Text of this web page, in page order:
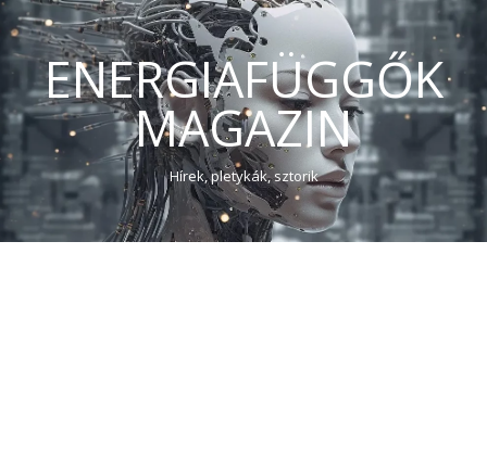
ENERGIAFÜGGŐK
MAGAZIN
Hírek, pletykák, sztorik